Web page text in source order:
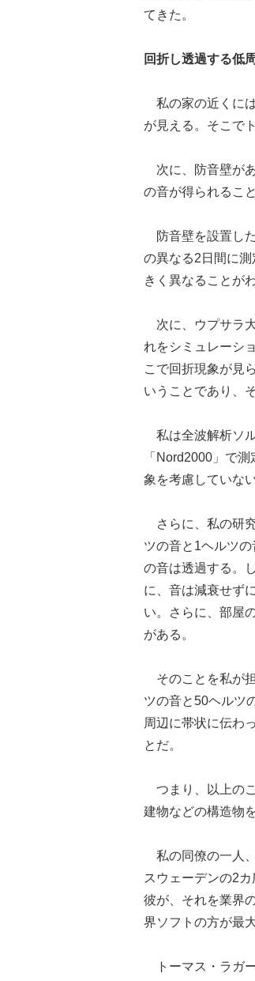
てきた。
回折し透過する低
私の家の近くに
が見える。そこで
次に、防音壁が
の音が得られるこ
防音壁を設置し
の異なる2日間に
きく異なることが
次に、ウプサラ
れをシミュレーシ
こで回折現象が見
いうことであり、
私は全波解析ソ
「Nord2000」で
象を考慮していな
さらに、私の研
ツの音と1ヘルツ
の音は透過する。
に、音は減衰せず
い。さらに、部屋
がある。
そのことを私が
ツの音と50ヘルツ
周辺に帯状に伝わ
とだ。
つまり、以上の
建物などの構造物
私の同僚の一人
スウェーデンの2
彼が、それを業界
界ソフトの方が最
トーマス・ラガ